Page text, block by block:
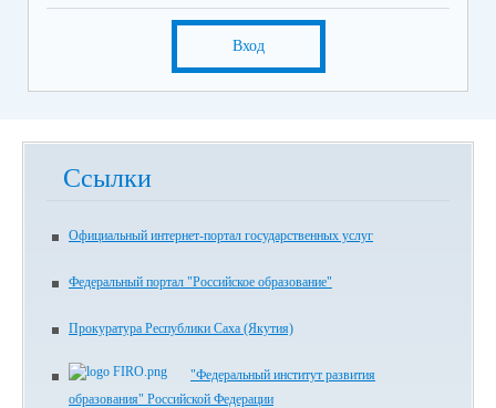
Вход
Ссылки
Официальный интернет-портал государственных услуг
Федеральный портал "Российское образование"
Прокуратура Республики Саха (Якутия)
"Федеральный институт развития
образования" Российской Федерации